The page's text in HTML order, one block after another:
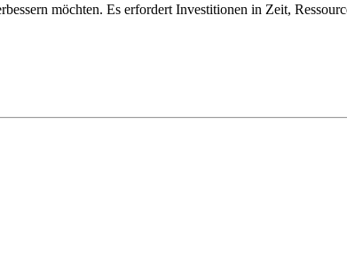
möchten. Es erfordert Investitionen in Zeit,